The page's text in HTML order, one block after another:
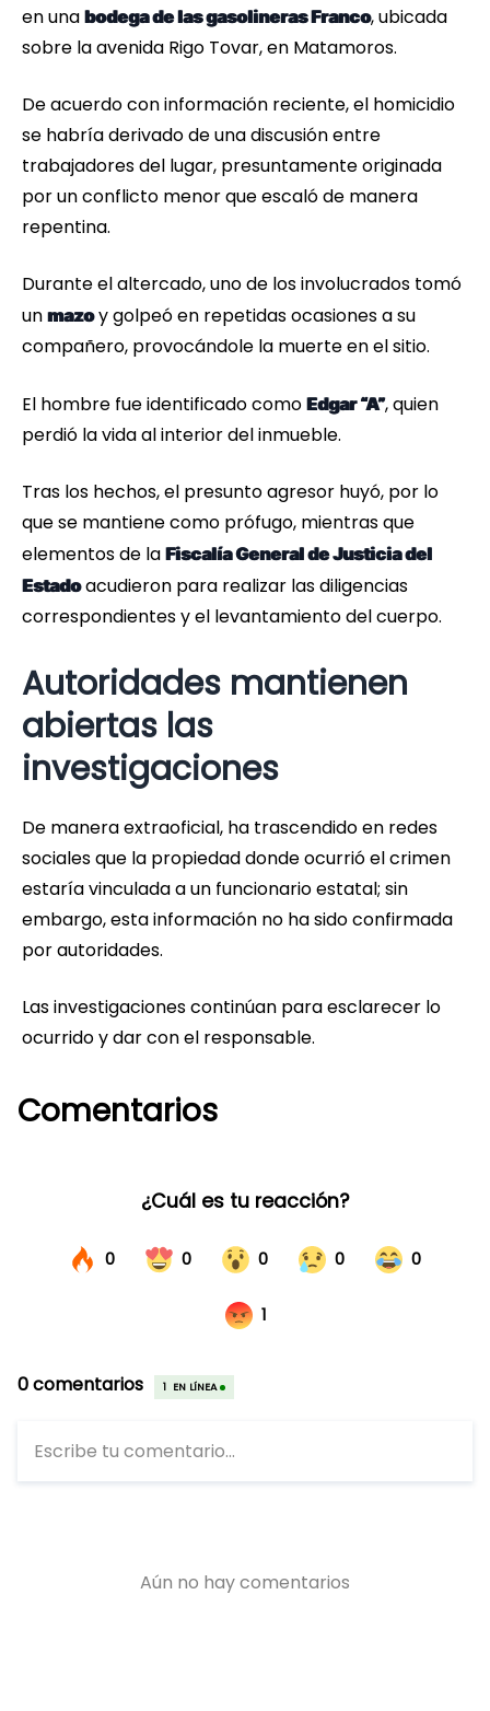
en una bodega de las gasolineras Franco, ubicada
sobre la avenida Rigo Tovar, en Matamoros.
De acuerdo con información reciente, el homicidio
se habría derivado de una discusión entre
trabajadores del lugar, presuntamente originada
por un conflicto menor que escaló de manera
repentina.
Durante el altercado, uno de los involucrados tomó
un mazoy golpeó en repetidas ocasiones a su
compañero, provocándole la muerte en el sitio.
El hombre fue identificado como Edgar “A”, quien
perdió la vida al interior del inmueble.
Tras los hechos, el presunto agresor huyó, por lo
que se mantiene como prófugo, mientras que
elementos de la Fiscalía General de Justicia del
Estadoacudieron para realizar las diligencias
correspondientes y el levantamiento del cuerpo.
Autoridades mantienen
abiertas las
investigaciones
De manera extraoficial, ha trascendido en redes
sociales que la propiedad donde ocurrió el crimen
estaría vinculada a un funcionario estatal; sin
embargo, esta información no ha sido confirmada
por autoridades.
Las investigaciones continúan para esclarecer lo
ocurrido y dar con el responsable.
Comentarios